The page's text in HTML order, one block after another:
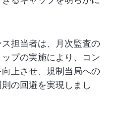
ス担当者は、月次監査の
プの実施により、コン
上させ、規制当局への
の回避を実現しまし